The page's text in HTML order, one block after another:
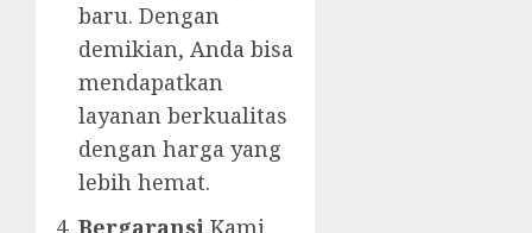
baru. Dengan
demikian, Anda bisa
mendapatkan
layanan berkualitas
dengan harga yang
lebih hemat.
Bergaransi Kami